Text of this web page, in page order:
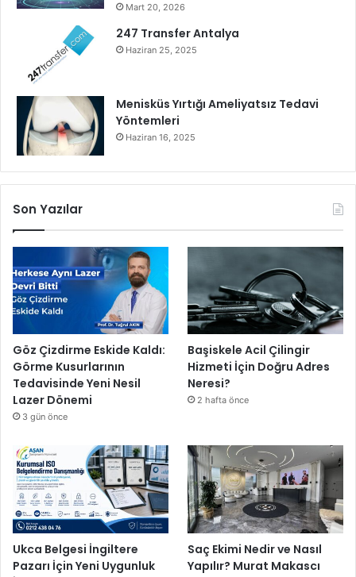
Mart 20, 2026
247 Transfer Antalya
Haziran 25, 2025
Menisküs Yırtığı Ameliyatsız Tedavi
Yöntemleri
Haziran 16, 2025
Son Yazılar
Göz Çizdirme Eskide Kaldı:
Görme Kusurlarının
Tedavisinde Yeni Nesil
Lazer Dönemi
3 gün önce
Başiskele Acil Çilingir
Hizmeti İçin Doğru Adres
Neresi?
2 hafta önce
Ukca Belgesi İngiltere
Pazarı İçin Yeni Uygunluk
Saç Ekimi Nedir ve Nasıl
Yapılır? Murat Makascı